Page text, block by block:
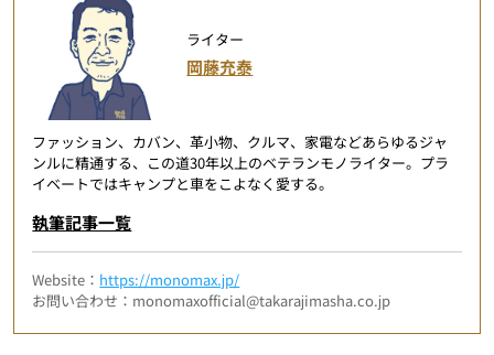
ライター
岡藤充泰
ファッション、カバン、革小物、クルマ、家電などあらゆるジャ
ンルに精通する、この道30年以上のベテランモノライター。プラ
イベートではキャンプと車をこよなく愛する。
執筆記事一覧
Website： https://monomax.jp/
お問い合わせ：monomaxofficial@takarajimasha.co.jp